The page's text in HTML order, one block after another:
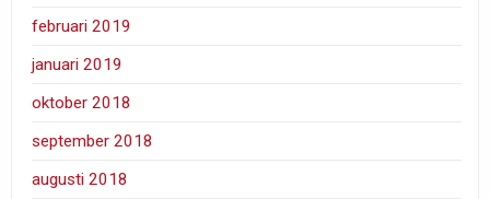
februari 2019
januari 2019
oktober 2018
september 2018
augusti 2018